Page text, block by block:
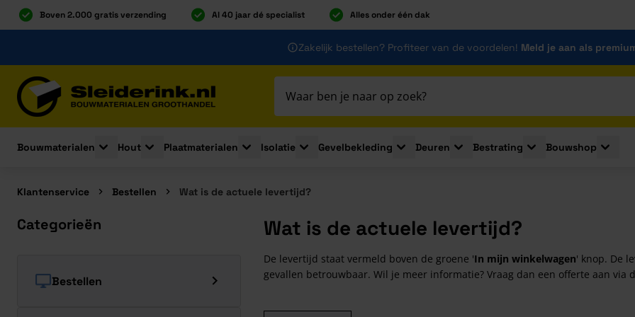
Boven 2.000 gratis verzending Al 40 jaar dé specialist Alles onder één dak
Zakelijk bestellen? Profiteer van de voordelen! Meld je aan als
Bouwmaterialen
Toggle submenu for Bouwmaterialen
Hout
Toggle submenu for Hout
Plaatmaterialen
Toggle submenu for Plaatmaterialen
Isolatie
Toggle submenu for Isolatie
Gevelbekleding
Toggle submenu for Gevelbekleding
Deuren
Toggle submenu for Deuren
Bestrating
Toggle submenu for
Bouwshop
Klantenservice Bestellen Wat is de actuele levertijd?
Wat is de actuele levertijd?
De levertijd staat vermeld boven de groene 'In mijn winkelwagen' knop. De
gevallen betrouwbaar. Wil je meer informatie? Vraag dan een offerte aan via
Categorieën
Bestellen